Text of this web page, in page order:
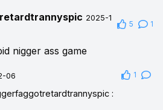
2025-1
5 1
nigger ass game
06 1
: